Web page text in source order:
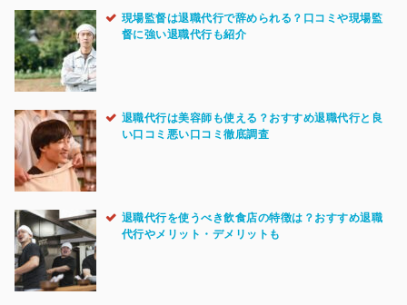
現場監督は退職代行で辞められる？口コミや現場監
督に強い退職代行も紹介
退職代行は美容師も使える？おすすめ退職代行と良
い口コミ悪い口コミ徹底調査
退職代行を使うべき飲食店の特徴は？おすすめ退職
代行やメリット・デメリットも